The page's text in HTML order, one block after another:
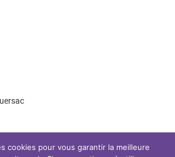
cookies pour vous garantir la meilleure